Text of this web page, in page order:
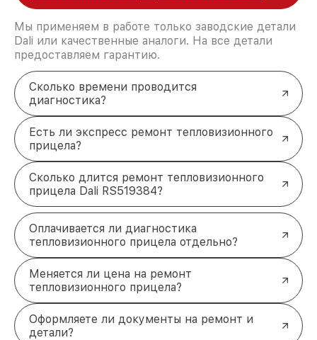
Мы применяем в работе только заводские детали
Dali или качественные аналоги. На все детали
предоставляем гарантию.
Сколько времени проводится
диагностика?
Есть ли экспресс ремонт тепловизионного
прицела?
Сколько длится ремонт тепловизионного
прицела Dali RS519384?
Оплачивается ли диагностика
тепловизионного прицела отдельно?
Меняется ли цена на ремонт
тепловизионного прицела?
Оформляете ли документы на ремонт и
детали?